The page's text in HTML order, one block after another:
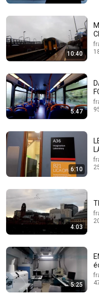
3.2M
À 84 ans, Célestin
RTS Archives • 533K
10:40
5:47
6:10
4:03
5:25